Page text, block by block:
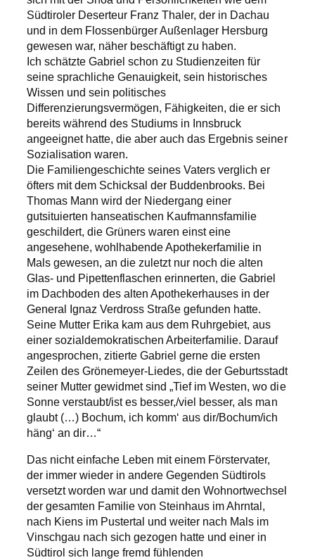
Südtiroler Deserteur Franz Thaler, der in Dachau
und in dem Flossenbürger Außenlager Hersburg
gewesen war, näher beschäftigt zu haben.
Ich schätzte Gabriel schon zu Studienzeiten für
seine sprachliche Genauigkeit, sein historisches
Wissen und sein politisches
Differenzierungsvermögen, Fähigkeiten, die er sich
bereits während des Studiums in Innsbruck
angeeignet hatte, die aber auch das Ergebnis seiner
Sozialisation waren.
Die Familiengeschichte seines Vaters verglich er
öfters mit dem Schicksal der Buddenbrooks. Bei
Thomas Mann wird der Niedergang einer
gutsituierten hanseatischen Kaufmannsfamilie
geschildert, die Grüners waren einst eine
angesehene, wohlhabende Apothekerfamilie in
Mals gewesen, an die zuletzt nur noch die alten
Glas- und Pipettenflaschen erinnerten, die Gabriel
im Dachboden des alten Apothekerhauses in der
General Ignaz Verdross Straße gefunden hatte.
Seine Mutter Erika kam aus dem Ruhrgebiet, aus
einer sozialdemokratischen Arbeiterfamilie. Darauf
angesprochen, zitierte Gabriel gerne die ersten
Zeilen des Grönemeyer-Liedes, die der Geburtsstadt
seiner Mutter gewidmet sind „Tief im Westen, wo die
Sonne verstaubt/ist es besser,/viel besser, als man
glaubt (…) Bochum, ich komm‘ aus dir/Bochum/ich
häng‘ an dir…“
Das nicht einfache Leben mit einem Förstervater,
der immer wieder in andere Gegenden Südtirols
versetzt worden war und damit den Wohnortwechsel
der gesamten Familie von Steinhaus im Ahrntal,
nach Kiens im Pustertal und weiter nach Mals im
Vinschgau nach sich gezogen hatte und einer in
Südtirol sich lange fremd fühlenden